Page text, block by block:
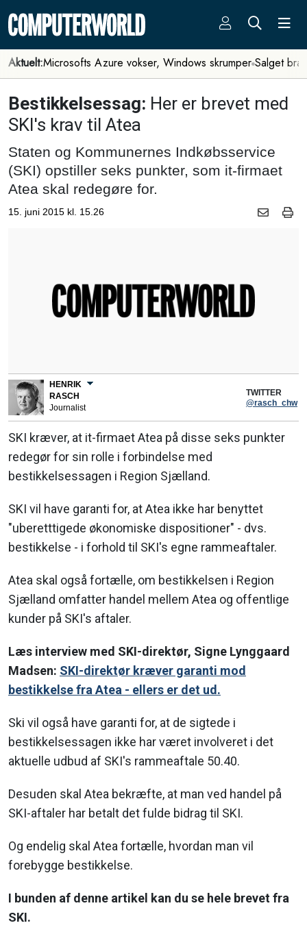
Aktuelt:Microsofts Azure vokser, Windows skrumper Salget
Bestikkelsessag: Her er brevet med
SKI's krav til Atea
Staten og Kommunernes Indkøbsservice
(SKI) opstiller seks punkter, som it-firmaet
Atea skal redegøre for.
15. juni 2015 kl. 15.26
HENRIK
RASCH
Journalist
TWITTER
@rasch_chw
SKI kræver, at it-firmaet Atea på disse seks punkter
redegør for sin rolle i forbindelse med
bestikkelsessagen i Region Sjælland.
SKI vil have garanti for, at Atea ikke har benyttet
"uberetttigede økonomiske dispositioner" - dvs.
bestikkelse - i forhold til SKI's egne rammeaftaler.
Atea skal også fortælle, om bestikkelsen i Region
Sjælland omfatter handel mellem Atea og offentlige
kunder på SKI's aftaler.
Læs interview med SKI-direktør, Signe Lynggaard
Madsen: SKI-direktør kræver garanti mod
bestikkelse fra Atea - ellers er det ud.
Ski vil også have garanti for, at de sigtede i
bestikkelsessagen ikke har været involveret i det
aktuelle udbud af SKI's rammeaftale 50.40.
Desuden skal Atea bekræfte, at man ved handel på
SKI-aftaler har betalt det fulde bidrag til SKI.
Og endelig skal Atea fortælle, hvordan man vil
forebygge bestikkelse.
I bunden af denne artikel kan du se hele brevet fra
SKI.